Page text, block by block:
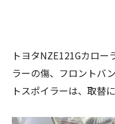
トヨタNZE121Gカロ
ラーの傷、フロントバ
トスポイラーは、取替に